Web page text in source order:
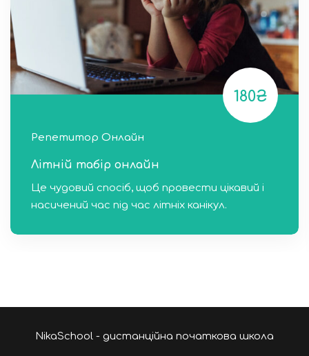
180₴
Репетитор Онлайн
Літній табір онлайн
Це чудовий спосіб, щоб провести цікавий і
насичений час під час літніх канікул.
NikaSchool - дистанційна початкова школа